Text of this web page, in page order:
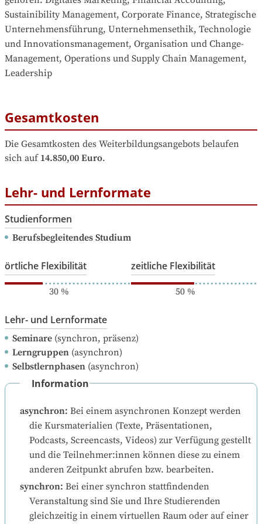
Sustainibility Management, Corporate Finance, Strategische
Unternehmensführung, Unternehmensethik, Technologie
und Innovationsmanagement, Organisation und Change-
Management, Operations und Supply Chain Management,
Leadership
Gesamtkosten
Die Gesamtkosten des Weiterbildungsangebots belaufen
sich auf 14.850,00 Euro.
Lehr- und Lernformate
Studienformen
Berufsbegleitendes Studium
örtliche Flexibilität
30%
zeitliche Flexibilität
50%
Lehr- und Lernformate
Seminare (synchron, präsenz)
Lerngruppen (asynchron)
Selbstlernphasen (asynchron)
Information
asynchron: Bei einem asynchronen Konzept werden
die Kursmaterialien (Texte, Präsentationen,
Podcasts, Screencasts, Videos) zur Verfügung gestellt
und die Teilnehmer:innen können diese zu einem
anderen Zeitpunkt abrufen bzw. bearbeiten.
synchron: Bei einer synchron stattfindenden
Veranstaltung sind Sie und Ihre Studierenden
gleichzeitig in einem virtuellen Raum oder auf einer